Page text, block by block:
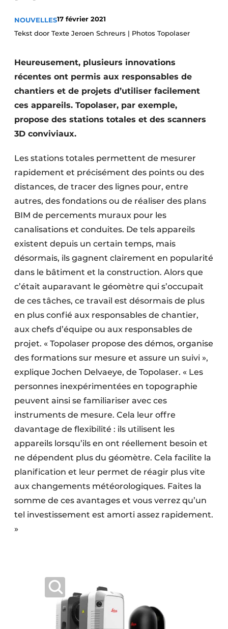
Video’s
Construction bois
Contrôle d’accès
Éclairage
Façades
Géotextiles
Infrastructures souterraines et égouttage
Protection solaire
Rénovation
Sécurité incendie
Software
Techniques ferroviaires
Travaux ferroviaires
NOUVELLES17 février 2021
Tekst door Texte Jeroen Schreurs | Photos Topolaser
Heureusement, plusieurs innovations
récentes ont permis aux responsables de
chantiers et de projets d’utiliser facilement
ces appareils. Topolaser, par exemple,
propose des stations totales et des scanners
3D conviviaux.
Les stations totales permettent de mesurer
rapidement et précisément des points ou des
distances, de tracer des lignes pour, entre
autres, des fondations ou de réaliser des plans
BIM de percements muraux pour les
canalisations et conduites. De tels appareils
existent depuis un certain temps, mais
désormais, ils gagnent clairement en popularité
dans le bâtiment et la construction. Alors que
c’était auparavant le géomètre qui s’occupait
de ces tâches, ce travail est désormais de plus
en plus confié aux responsables de chantier,
aux chefs d’équipe ou aux responsables de
projet. « Topolaser propose des démos, organise
des formations sur mesure et assure un suivi »,
explique Jochen Delvaeye, de Topolaser. « Les
personnes inexpérimentées en topographie
peuvent ainsi se familiariser avec ces
instruments de mesure. Cela leur offre
davantage de flexibilité : ils utilisent les
appareils lorsqu’ils en ont réellement besoin et
ne dépendent plus du géomètre. Cela facilite la
planification et leur permet de réagir plus vite
aux changements météorologiques. Faites la
somme de ces avantages et vous verrez qu’un
tel investissement est amorti assez rapidement.
»